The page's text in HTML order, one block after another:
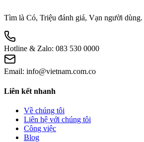
Tìm là Có, Triệu đánh giá, Vạn người dùng.
Hotline & Zalo: 083 530 0000
Email: info@vietnam.com.co
Liên kết nhanh
Về chúng tôi
Liên hệ với chúng tôi
Công việc
Blog